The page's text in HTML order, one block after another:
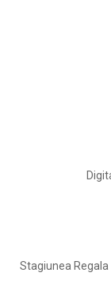
Stagiunea